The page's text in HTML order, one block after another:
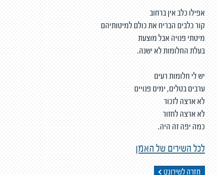
אפילו כלב אין ברחוב
קור כלבים הבריח את כולם למיטותיהם
מיטתי פנויה אבל מוצעת
בעלת החלומות לא ישנה.
יש לי חלומות רעים
ערבים בטלים, ימים פנויים
לא ארצה לזכור
לא ארצה לחזור
כמה יפה זה היה.
לכל השירים של האמן